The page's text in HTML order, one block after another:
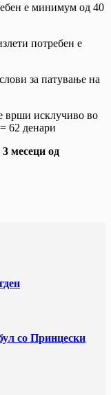
е минимум од 40
потребен е
за патување на
врши исклучиво во
62 денари
месеци од
со Принцески